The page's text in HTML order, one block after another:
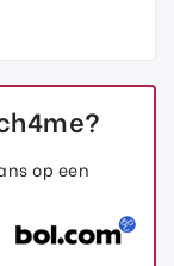
op een